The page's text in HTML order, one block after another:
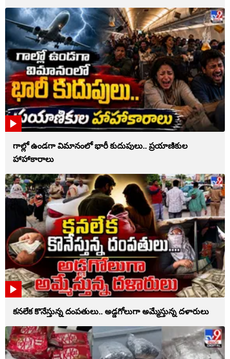
గాల్లో ఉండగా విమానంలో భారీ కుదుపులు.. ప్రయాణికుల
హాహాకారాలు
కనలేక కొనేస్తున్న దంపతులు.. అడ్డగోలుగా అమ్మేస్తున్న దళారులు